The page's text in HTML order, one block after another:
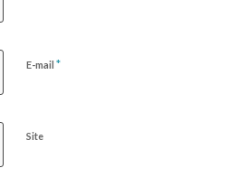
E-mail *
Site